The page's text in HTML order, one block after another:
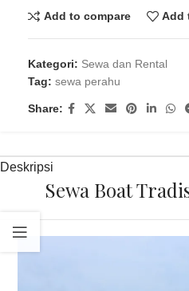
Add to compare Add
Kategori: Sewa dan Rental
Tag: sewa perahu
Share:
Deskripsi
Sewa Boat